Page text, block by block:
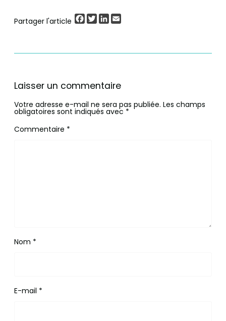
Partager l'article Facebook
TwitterLinkedIn
Laisser un commentaire
Votre adresse e-mail ne sera pas publiée. Les champs
obligatoires sont indiqués avec *
Commentaire *
Nom *
E-mail *